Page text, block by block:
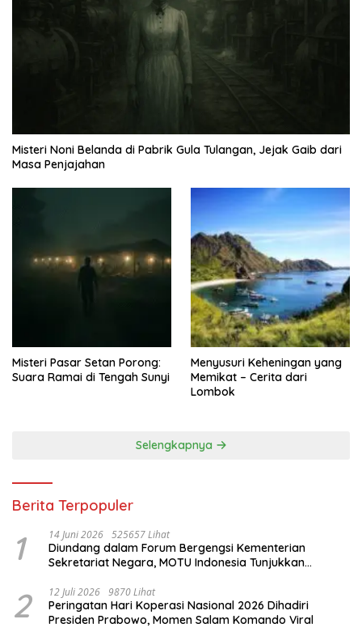
Misteri Noni Belanda di Pabrik Gula Tulangan, Jejak Gaib dari
Masa Penjajahan
Misteri Pasar Setan Porong:
Suara Ramai di Tengah Sunyi
Menyusuri Keheningan yang
Memikat – Cerita dari
Lombok
Selengkapnya
Berita Terpopuler
1 14 Juni 2026 525657 Lihat
Diundang dalam Forum Bergengsi Kementerian
Sekretariat Negara, MOTU Indonesia Tunjukkan
2 12 Juli 2026 9870 Lihat
Peringatan Hari Koperasi Nasional 2026 Dihadiri
Presiden Prabowo, Momen Salam Komando Viral